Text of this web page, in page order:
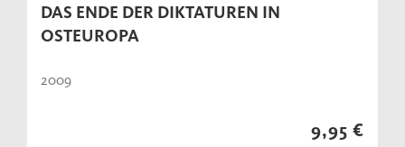
DAS ENDE DER DIKTATUREN IN
OSTEUROPA
2009
9,95 €